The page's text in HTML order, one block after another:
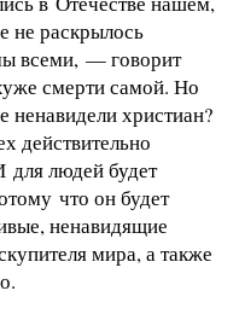
не раскрылось
всеми, — говорит
смерти самой. Но
ненавидели христиан?
действительно
для людей будет
что он будет
ненавидящие
мира, а также